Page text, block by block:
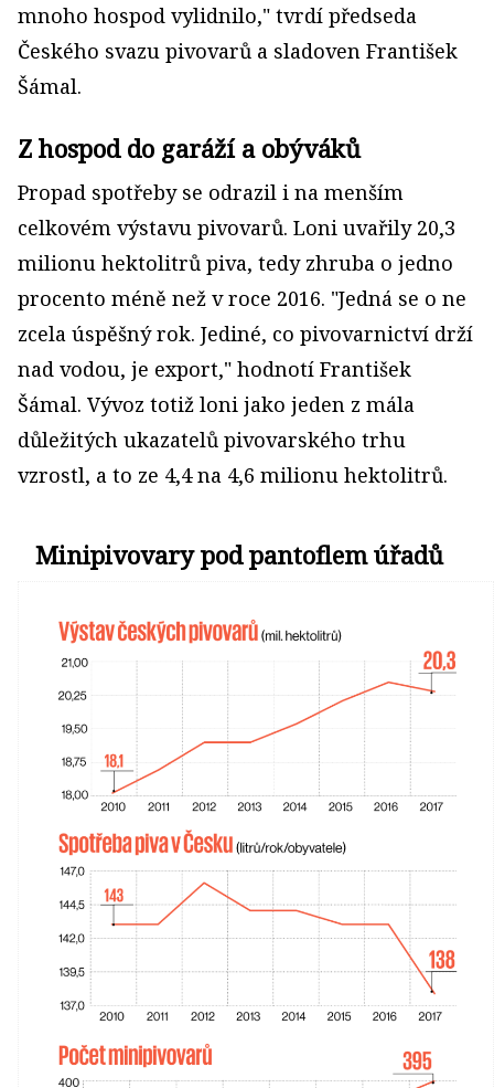
mnoho hospod vylidnilo," tvrdí předseda
Českého svazu pivovarů a sladoven František
Šámal.
Z hospod do garáží a obýváků
Propad spotřeby se odrazil i na menším
celkovém výstavu pivovarů. Loni uvařily 20,3
milionu hektolitrů piva, tedy zhruba o jedno
procento méně než v roce 2016. "Jedná se o ne
zcela úspěšný rok. Jediné, co pivovarnictví drží
nad vodou, je export," hodnotí František
Šámal. Vývoz totiž loni jako jeden z mála
důležitých ukazatelů pivovarského trhu
vzrostl, a to ze 4,4 na 4,6 milionu hektolitrů.
Minipivovary pod pantoflem úřadů